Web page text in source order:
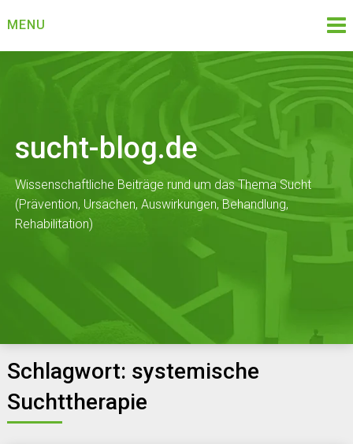
toMENU
sucht-blog.de
Wissenschaftliche Beiträge rund um das Thema Sucht
(Prävention, Ursachen, Auswirkungen, Behandlung,
Rehabilitation)
Schlagwort: systemische
Suchttherapie